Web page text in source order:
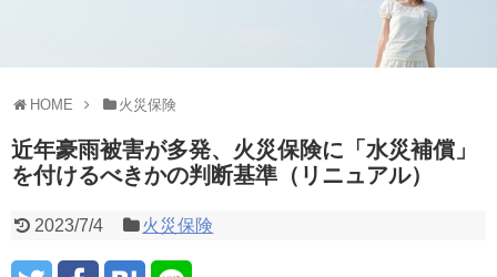
HOME 火災保険
近年豪雨被害が多発、火災保険に「水災補償」
を付けるべきかの判断基準（リニュアル）
2023/7/4 火災保険